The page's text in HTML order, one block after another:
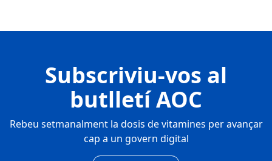
Subscriviu-vos al
butlletí AOC
Rebeu setmanalment la dosis de vitamines per avançar
cap a un govern digital